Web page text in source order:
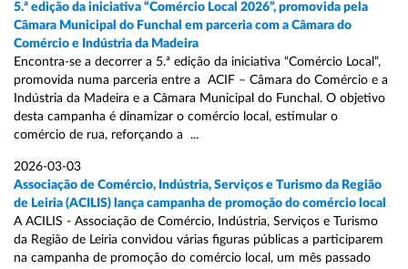
5.ª edição da iniciativa “Comércio Local 2026”, promovida pela
Câmara Municipal do Funchal em parceria com a Câmara do
Comércio e Indústria da Madeira
Encontra-se a decorrer a 5.ª edição da iniciativa “Comércio Local”,
promovida numa parceria entre a ACIF – Câmara do Comércio e a
Indústria da Madeira e a Câmara Municipal do Funchal. O objetivo
desta campanha é dinamizar o comércio local, estimular o
comércio de rua, reforçando a ...
2026-03-03
Associação de Comércio, Indústria, Serviços e Turismo da Região
de Leiria (ACILIS) lança campanha de promoção do comércio local
A ACILIS - Associação de Comércio, Indústria, Serviços e Turismo
da Região de Leiria convidou várias figuras públicas a participarem
na campanha de promoção do comércio local, um mês passado